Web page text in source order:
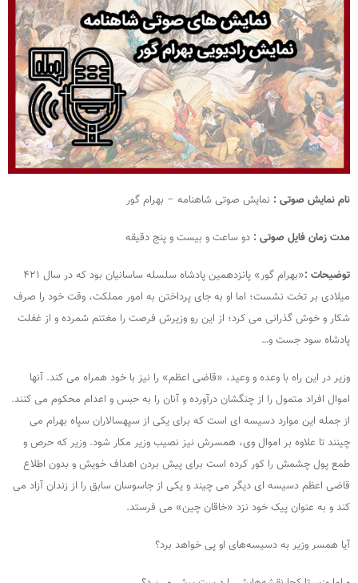
نام نمایش صوتی : نمایش صوتی شاهنامه – بهرام گور
مدت زمان فایل صوتی : دو ساعت و بیست و پنج دقیقه
توضیحات :
«بهرام گور» پانزدهمین پادشاه سلسله ساسانیان بود که در سال ۴۲۱
میلادی بر تخت نشست؛ اما او به جای پرداختن به امور مملکت، وقت خود را صرف
شکار و خوش گذرانی می کرد؛ از این رو وزیرش فرصت را مغتنم شمرده و از غفلت
پادشاه سود جست و…
وزیر در این راه با وعده و وعید، «قاضی اعظم» را نیز با خود همراه می کند. آنها
اموال افراد متمول را از چنگشان درآورده و آنان را به حبس و اعدام محکوم می کنند.
از جمله این موارد دسیسه ای است که برای یکی از سپهسالاران سپاه بهرام می
چینند تا علاوه بر اموال وی، همسرش نیز نصیب وزیر مکار شود. وزیر که حرص و
طمع پول چشمش را کور کرده است برای پیش بردن اهداف خویش و بدون اطلاع
قاضی اعظم دسیسه ای دیگر می چیند و یکی از جاسوسان سابق را از زندان آزاد می
کند و به عنوان پیک خود نزد «خاقان چین» می فرستد.
آیا همسر وزیر به دسیسه‌های او پی خواهد برد؟